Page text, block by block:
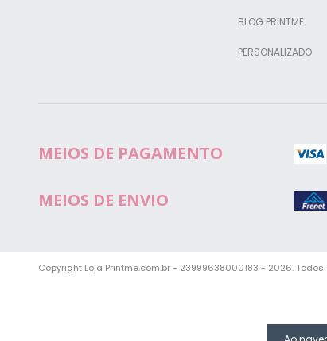
BLOG PRINTME
PERSONALIZADO
MEIOS DE PAGAMENTO
MEIOS DE ENVIO
Copyright Loja Printme.com.br - 23999638000183 - 2026.